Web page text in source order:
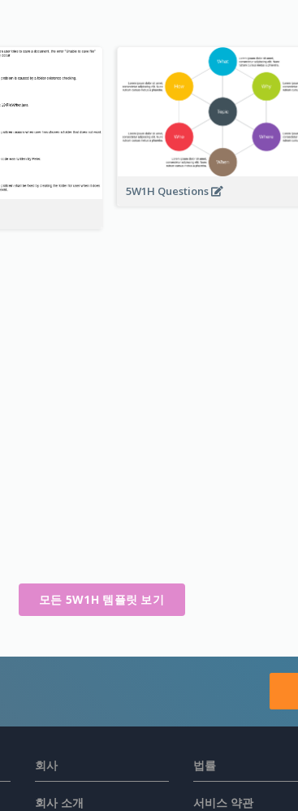
5W1H Questions
모든 5W1H 템플릿 보기
회사
회사 소개
법률
서비스 약관